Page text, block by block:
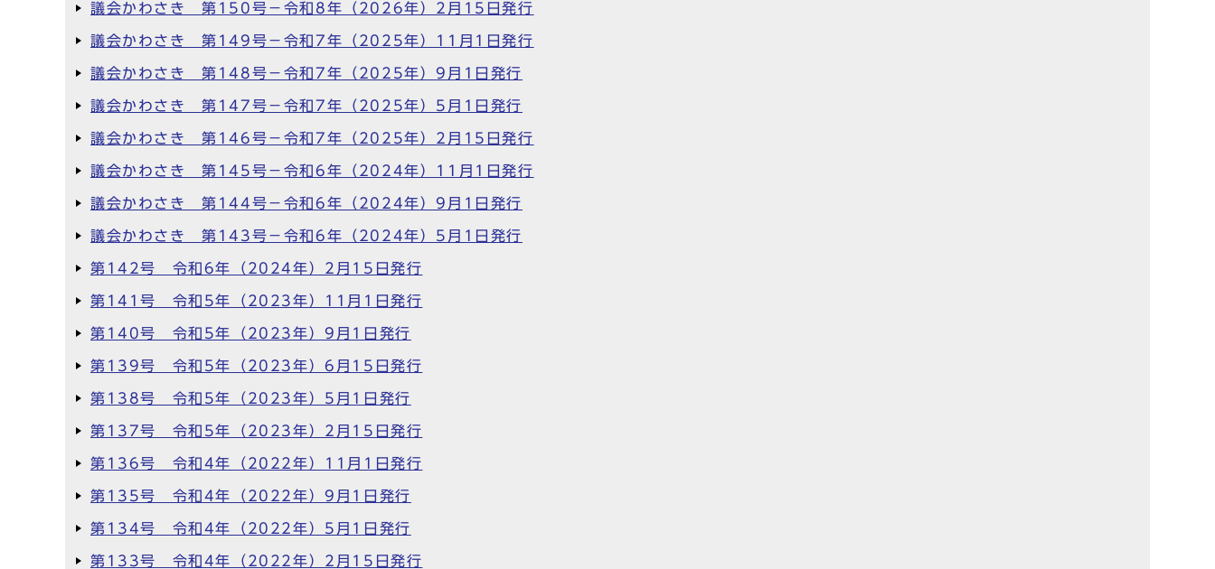
議会かわさき 第150号－令和8年（2026年）2月15日発行
議会かわさき 第149号－令和7年（2025年）11月1日発行
議会かわさき 第148号－令和7年（2025年）9月1日発行
議会かわさき 第147号－令和7年（2025年）5月1日発行
議会かわさき 第146号－令和7年（2025年）2月15日発行
議会かわさき 第145号－令和6年（2024年）11月1日発行
議会かわさき 第144号－令和6年（2024年）9月1日発行
議会かわさき 第143号－令和6年（2024年）5月1日発行
第142号 令和6年（2024年）2月15日発行
第141号 令和5年（2023年）11月1日発行
第140号 令和5年（2023年）9月1日発行
第139号 令和5年（2023年）6月15日発行
第138号 令和5年（2023年）5月1日発行
第137号 令和5年（2023年）2月15日発行
第136号 令和4年（2022年）11月1日発行
第135号 令和4年（2022年）9月1日発行
第134号 令和4年（2022年）5月1日発行
第133号 令和4年（2022年）2月15日発行